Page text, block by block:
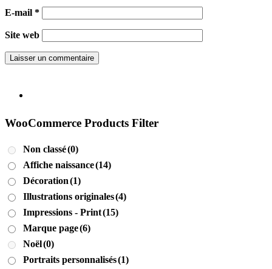
E-mail *
Site web
WooCommerce Products Filter
Non classé(0)
Affiche naissance(14)
Décoration(1)
Illustrations originales(4)
Impressions - Print(15)
Marque page(6)
Noël(0)
Portraits personnalisés(1)